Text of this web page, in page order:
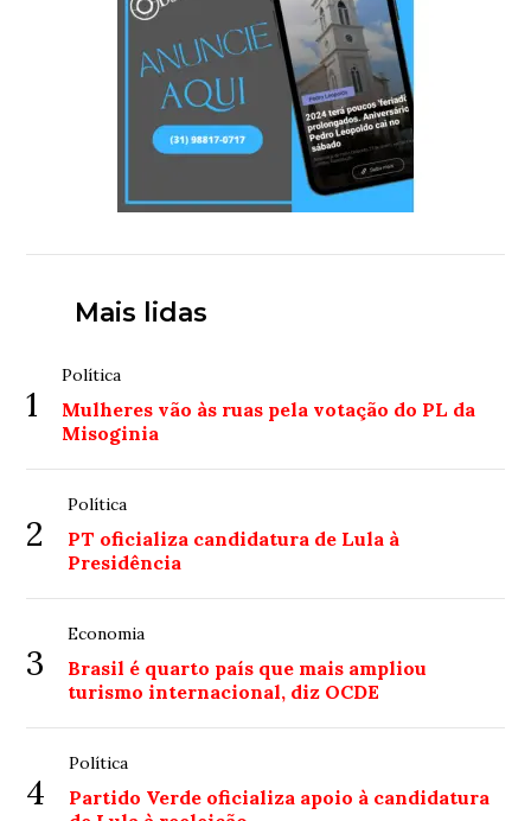
Mais lidas
1
Política
Mulheres vão às ruas pela votação do PL da
Misoginia
2
Política
PT oficializa candidatura de Lula à
Presidência
3
Economia
Brasil é quarto país que mais ampliou
turismo internacional, diz OCDE
4
Política
Partido Verde oficializa apoio à candidatura